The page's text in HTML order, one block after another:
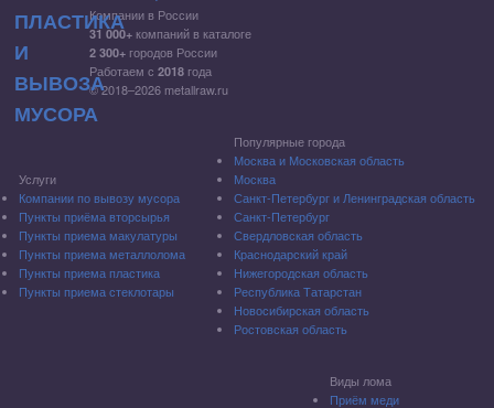
Компании в России
31 000+ компаний в каталоге
2 300+ городов России
Работаем с 2018 года
© 2018–2026 metallraw.ru
Услуги
Компании по вывозу мусора
Пункты приёма вторсырья
Пункты приема макулатуры
Пункты приема металлолома
Пункты приема пластика
Пункты приема стеклотары
Популярные города
Москва и Московская область
Москва
Санкт-Петербург и Ленинградская область
Санкт-Петербург
Свердловская область
Краснодарский край
Нижегородская область
Республика Татарстан
Новосибирская область
Ростовская область
Виды лома
Приём меди